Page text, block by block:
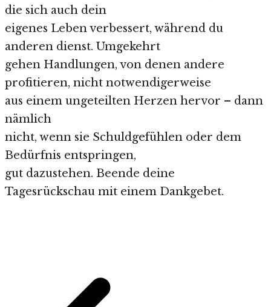
die sich auch dein
eigenes Leben verbessert, während du
anderen dienst. Umgekehrt
gehen Handlungen, von denen andere
profitieren, nicht notwendigerweise
aus einem ungeteilten Herzen hervor – dann
nämlich
nicht, wenn sie Schuldgefühlen oder dem
Bedürfnis entspringen,
gut dazustehen. Beende deine
Tagesrückschau mit einem Dankgebet.